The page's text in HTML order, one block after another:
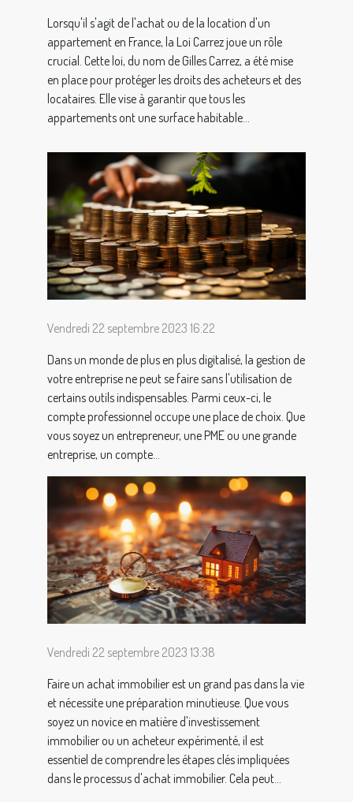
Lorsqu'il s'agit de l'achat ou de la location d'un
appartement en France, la Loi Carrez joue un rôle
crucial. Cette loi, du nom de Gilles Carrez, a été mise
en place pour protéger les droits des acheteurs et des
locataires. Elle vise à garantir que tous les
appartements ont une surface habitable...
Vendredi 22 septembre 2023 16:22
Dans un monde de plus en plus digitalisé, la gestion de
votre entreprise ne peut se faire sans l'utilisation de
certains outils indispensables. Parmi ceux-ci, le
compte professionnel occupe une place de choix. Que
vous soyez un entrepreneur, une PME ou une grande
entreprise, un compte...
Vendredi 22 septembre 2023 13:38
Faire un achat immobilier est un grand pas dans la vie
et nécessite une préparation minutieuse. Que vous
soyez un novice en matière d'investissement
immobilier ou un acheteur expérimenté, il est
essentiel de comprendre les étapes clés impliquées
dans le processus d'achat immobilier. Cela peut...